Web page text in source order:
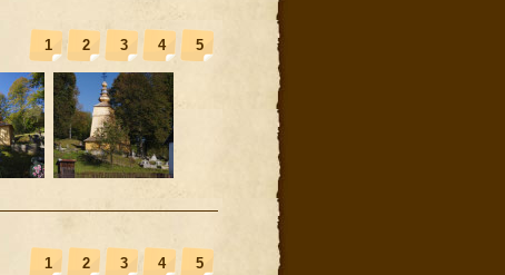
1 2 3 4 5
1 2 3 4 5